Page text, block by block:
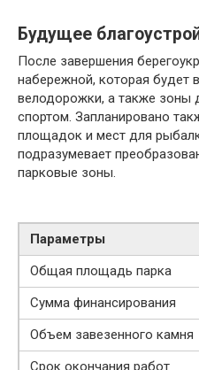
Будущее
После завершения
набережной, которая будет
велодорожки, а также зоны
спортом. Запланировано
площадок и мест для
подразумевает
парковые зоны.
Параметры
Общая площадь парка
Сумма финансирования
Объем завезенного камня
Срок окончания работ